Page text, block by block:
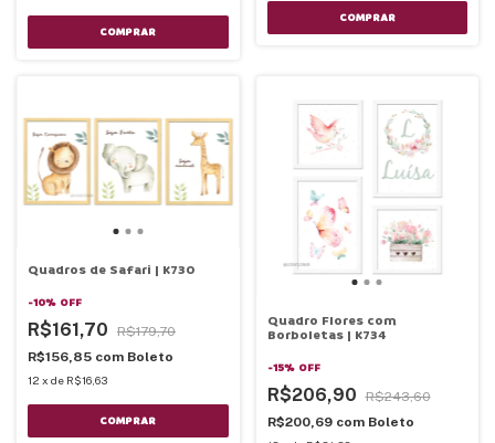
COMPRAR
COMPRAR
Quadros de Safari | K730
-10% OFF
R$161,70
R$179,70
R$156,85 com Boleto
12 x de R$16,63
COMPRAR
Quadro Flores com
Borboletas | K734
-15% OFF
R$206,90
R$243,60
R$200,69 com Boleto